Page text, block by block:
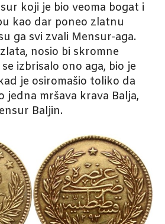
koji je bio veoma bogat i
kao dar poneo zlatnu
ga svi zvali Mensur-aga.
nosio bi skromne
izbrisalo ono aga, bio je
je osiromašio toliko da
jedna mršava krava Balja,
Baljin.